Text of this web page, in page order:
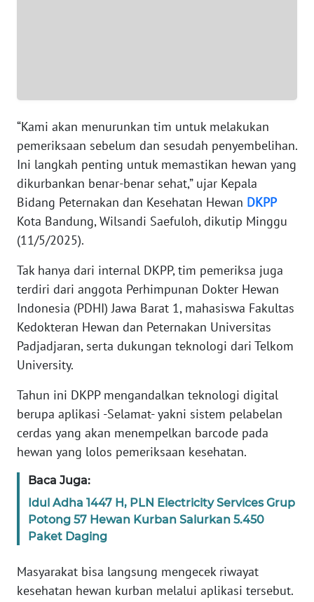
“Kami akan menurunkan tim untuk melakukan
pemeriksaan sebelum dan sesudah penyembelihan.
Ini langkah penting untuk memastikan hewan yang
dikurbankan benar-benar sehat,” ujar Kepala
Bidang Peternakan dan Kesehatan Hewan DKPP
Kota Bandung, Wilsandi Saefuloh, dikutip Minggu
(11/5/2025).
Tak hanya dari internal DKPP, tim pemeriksa juga
terdiri dari anggota Perhimpunan Dokter Hewan
Indonesia (PDHI) Jawa Barat 1, mahasiswa Fakultas
Kedokteran Hewan dan Peternakan Universitas
Padjadjaran, serta dukungan teknologi dari Telkom
University.
Tahun ini DKPP mengandalkan teknologi digital
berupa aplikasi -Selamat- yakni sistem pelabelan
cerdas yang akan menempelkan barcode pada
hewan yang lolos pemeriksaan kesehatan.
Baca Juga:
Idul Adha 1447 H, PLN Electricity Services Grup
Potong 57 Hewan Kurban Salurkan 5.450
Paket Daging
Masyarakat bisa langsung mengecek riwayat
kesehatan hewan kurban melalui aplikasi tersebut.
WN
BANTEN
WN
NTT
WN
PAPUA
WN
PAPUA
WN
RIAU
SERAMBI
WN
JAMBI
WN
SULTRA